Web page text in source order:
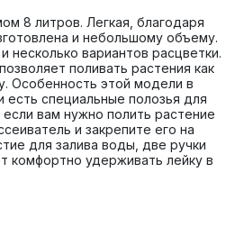
8 литров. Легкая, благодаря
и небольшому объему.
несколько вариантов расцветки.
поливать растения как
Особенность этой модели в
есть специальные полозья для
вам нужно полить растение
и закрепите его на
для залива воды, две ручки
комфортно удерживать лейку в